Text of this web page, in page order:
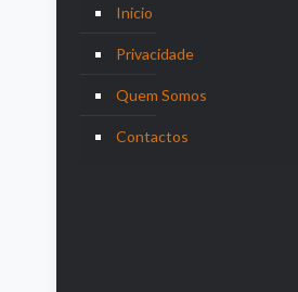
Inicio
Privacidade
Quem Somos
Contactos